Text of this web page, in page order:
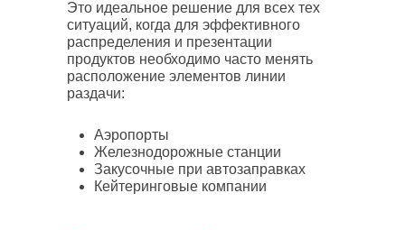
Это идеальное решение для всех тех
ситуаций, когда для эффективного
распределения и презентации
продуктов необходимо часто менять
расположение элементов линии
раздачи:
Аэропорты
Железнодорожные станции
Закусочные при автозаправках
Кейтеринговые компании